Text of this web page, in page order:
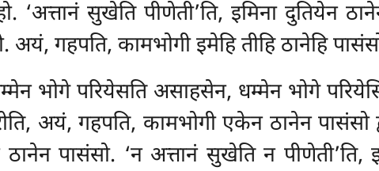
‘अत्तानं सुखेति पीणेती’ति, इमिना दुतियेन
अयं, गहपति, कामभोगी इमेहि तीहि ठानेहि
भोगे परियेसति असाहसेन, धम्मेन भोगे
अयं, गहपति, कामभोगी एकेन ठानेन पासंसो
पासंसो. ‘न अत्तानं सुखेति न पीणेती’ति,